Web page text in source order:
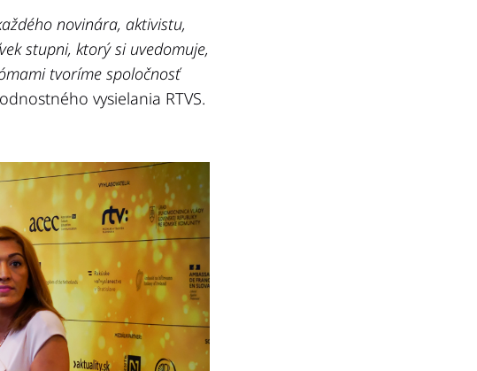
novinára, aktivistu,
stupni, ktorý si uvedomuje,
tvoríme spoločnosť
vysielania RTVS.